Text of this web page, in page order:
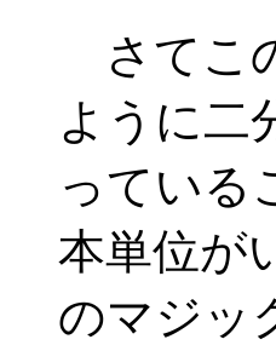
さてこ
ように二
っている
本単位が
のマジッ